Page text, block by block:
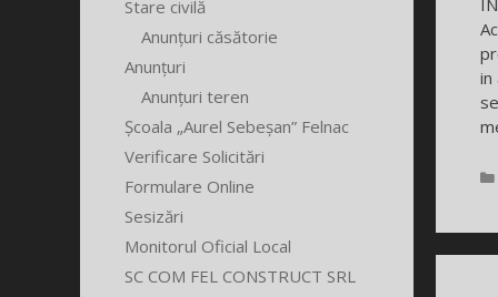
in
Stare civilă
Anunțuri căsătorie
Anunțuri
Anunțuri teren
Școala „Aurel Sebeșan” Felnac
Verificare Solicitări
Formulare Online
Sesizări
Monitorul Oficial Local
SC COM FEL CONSTRUCT SRL